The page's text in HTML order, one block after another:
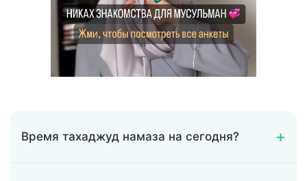
Время тахаджуд намаза на сегодня?